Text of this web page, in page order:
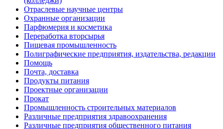
Отраслевые научные центры
Охранные организации
Парфюмерия и косметика
Переработка вторсырья
Пищевая промышленность
Полиграфические предприятия, издательства, редакции
Помощь
Почта, доставка
Продукты питания
Проектные организации
Прокат
Промышленность строительных материалов
Различные предприятия здравоохранения
Различные предприятия общественного питания